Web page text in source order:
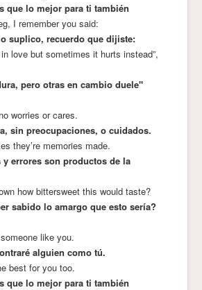
que lo mejor para ti también
I remember you said:
suplico, recuerdo que dijiste:
love but sometimes it hurts instead”,
pero otras en cambio duele"
worries or cares.
sin preocupaciones, o cuidados.
they’re memories made.
y errores son productos de la
how bittersweet this would taste?
sabido lo amargo que esto sería?
like you.
alguien como tú.
best for you too.
que lo mejor para ti también